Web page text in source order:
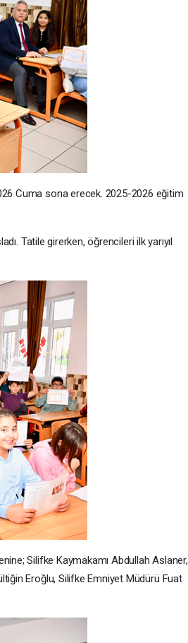
Cuma sona erecek. 2025-2026 eğitim
Tatile girerken, öğrencileri ilk yarıyıl
Silifke Kaymakamı Abdullah Aslaner,
Eroğlu, Silifke Emniyet Müdürü Fuat